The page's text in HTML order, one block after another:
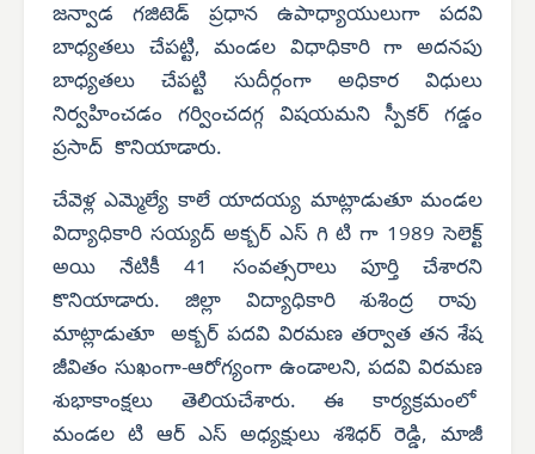
జన్వాడ గజిటెడ్ ప్రధాన ఉపాధ్యాయులుగా పదవి
బాధ్యతలు చేపట్టి, మండల విధాధికారి గా అదనపు
బాధ్యతలు చేపట్టి సుదీర్గంగా అధికార విధులు
నిర్వహించడం గర్వించదగ్గ విషయమని స్పీకర్ గడ్డం
ప్రసాద్ కొనియాడారు.
చేవెళ్ల ఎమ్మెల్యే కాలే యాదయ్య మాట్లాడుతూ మండల
విద్యాధికారి సయ్యద్ అక్బర్ ఎస్ గి టి గా 1989 సెలెక్ట్
అయి నేటికీ 41 సంవత్సరాలు పూర్తి చేశారని
కొనియాడారు. జిల్లా విద్యాధికారి శుశింద్ర రావు
మాట్లాడుతూ అక్బర్ పదవి విరమణ తర్వాత తన శేష
జీవితం సుఖంగా-ఆరోగ్యంగా ఉండాలని, పదవి విరమణ
శుభాకాంక్షలు తెలియచేశారు. ఈ కార్యక్రమంలో
మండల టి ఆర్ ఎస్ అధ్యక్షులు శశిధర్ రెడ్డి, మాజీ